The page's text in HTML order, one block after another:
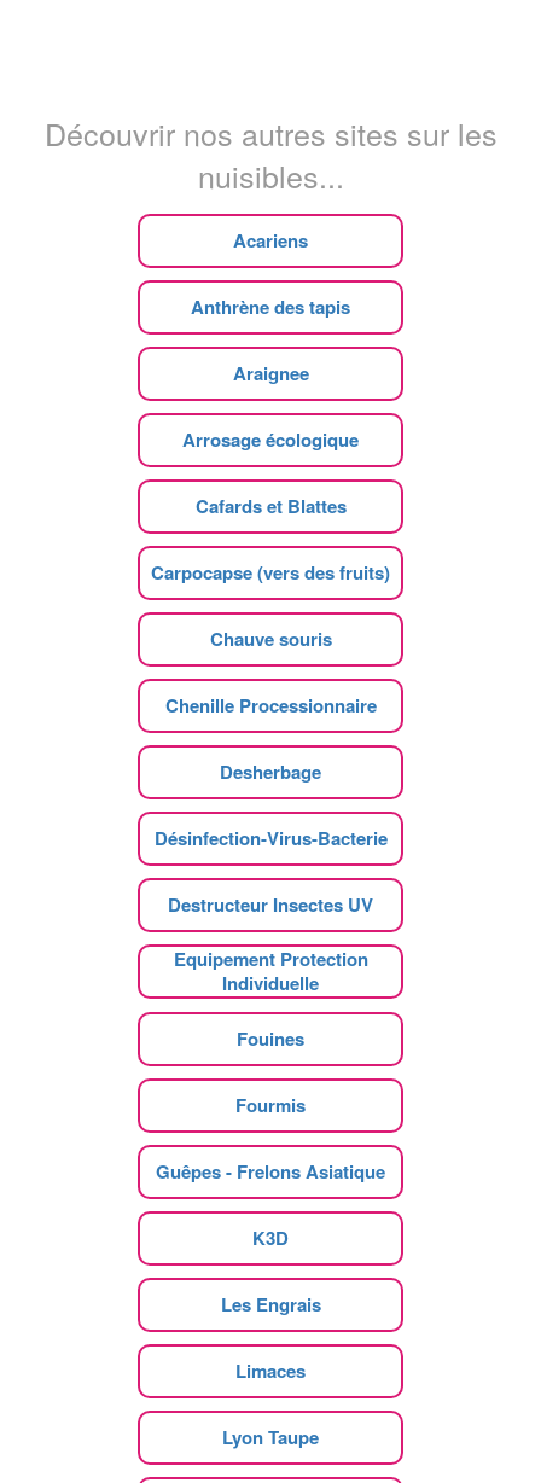
Découvrir nos autres sites sur les
nuisibles...
Acariens
Anthrène des tapis
Araignee
Arrosage écologique
Cafards et Blattes
Carpocapse (vers des fruits)
Chauve souris
Chenille Processionnaire
Desherbage
Désinfection-Virus-Bacterie
Destructeur Insectes UV
Equipement Protection
Individuelle
Fouines
Fourmis
Guêpes - Frelons Asiatique
K3D
Les Engrais
Limaces
Lyon Taupe